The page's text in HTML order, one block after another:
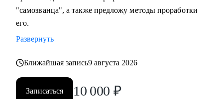
"самозванца", а также предложу методы проработки
его.
Развернуть
Ближайшая запись9 августа 2026
Записаться 10 000 ₽